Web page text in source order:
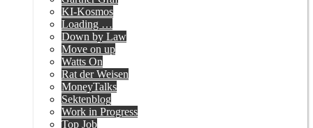
KI-Kosmos
Loading …
Down by Law
Move on up
Watts On
Rat der Weisen
MoneyTalks
Sektenblog
Work in Progress
Top Job